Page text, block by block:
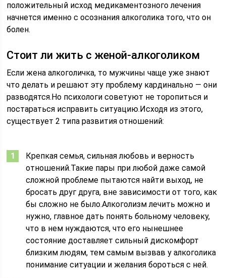
положительный исход медикаментозного лечения
начнется именно с осознания алкоголика того, что он
болен.
Стоит ли жить с женой-алкоголиком
Если жена алкоголичка, то мужчины чаще уже знают
что делать и решают эту проблему кардинально — они
разводятся.Но психологи советуют не торопиться и
постараться исправить ситуацию.Исходя из этого,
существует 2 типа развития отношений:
Крепкая семья, сильная любовь и верность
отношений.Такие пары при любой даже самой
сложной проблеме пытаются найти выход, не
бросать друг друга, вне зависимости от того, как
бы сложно не было.Алкоголизм лечить можно и
нужно, главное дать понять больному человеку,
что в нем нуждаются, что его нынешнее
состояние доставляет сильный дискомфорт
близким людям, тем самым вызвав у алкоголика
понимание ситуации и желания бороться с ней.